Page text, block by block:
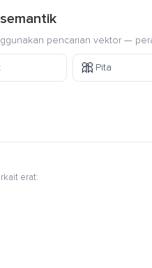
pencarian vektor —
🎀 Pita
erat: